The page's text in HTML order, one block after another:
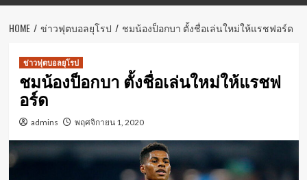
HOME ข่าวฟุตบอลยุโรป ชมน้องป็อกบา ตั้งชื่อเล่นใหม่ให้แรชฟอร์ด
ข่าวฟุตบอลยุโรป
ชมน้องป็อกบา ตั้งชื่อเล่นใหม่ให้แรชฟ
อร์ด
admins พฤศจิกายน 1, 2020